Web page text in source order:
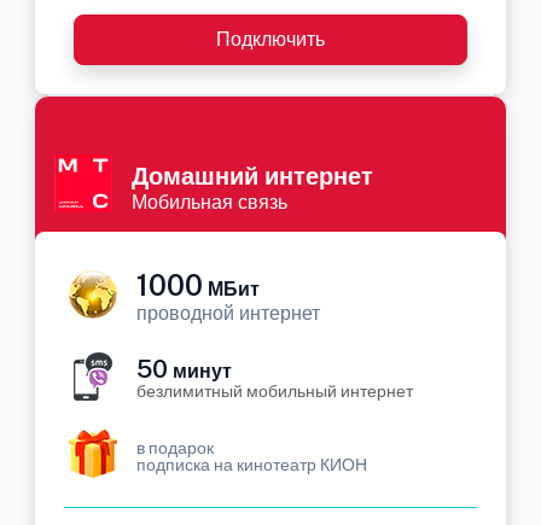
Подключить
Домашний интернет
Мобильная связь
1000 МБит
проводной интернет
50 минут
безлимитный мобильный интернет
в подарок
подписка на кинотеатр КИОН